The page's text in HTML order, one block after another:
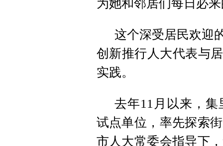
为她和邻居们每日必
这个深受居民欢迎
创新推行人大代表与
实践。
去年11月以来，
试点单位，率先探索
市人大常委会指导下